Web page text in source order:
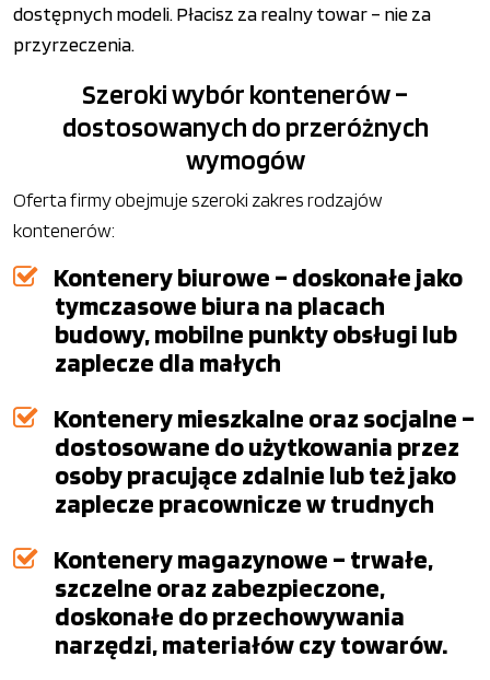
dostępnych modeli. Płacisz za realny towar – nie za
przyrzeczenia.
Szeroki wybór kontenerów –
dostosowanych do przeróżnych
wymogów
Oferta firmy obejmuje szeroki zakres rodzajów
kontenerów:
Kontenery biurowe – doskonałe jako
tymczasowe biura na placach
budowy, mobilne punkty obsługi lub
zaplecze dla małych
Kontenery mieszkalne oraz socjalne –
dostosowane do użytkowania przez
osoby pracujące zdalnie lub też jako
zaplecze pracownicze w trudnych
Kontenery magazynowe – trwałe,
szczelne oraz zabezpieczone,
doskonałe do przechowywania
narzędzi, materiałów czy towarów.